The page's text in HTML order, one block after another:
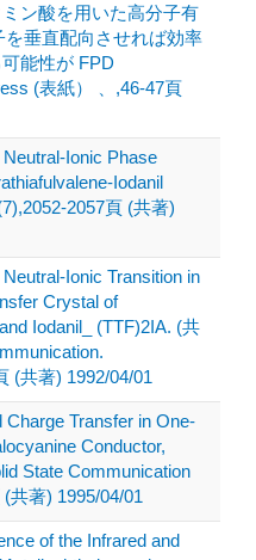
ン酸を用いた高分子有
垂直配向させれば効率
可能性が FPD
(表紙） 、,46-47頁
Ionic Phase
Iodanil
2057頁 (共著)
Ionic Transition in
Crystal of
Iodanil_ (TTF)2IA. (共
(共著) 1992/04/01
Charge Transfer in One-
Conductor,
State Communication
共著) 1995/04/01
of the Infrared and